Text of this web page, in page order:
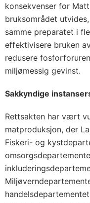
konsekvenser for
bruksområdet
samme preparatet i
effektivisere bruken
redusere
miljømessig gevinst.
Sakkyndige
Rettsakten har vært
matproduksjon, der
Fiskeri- og